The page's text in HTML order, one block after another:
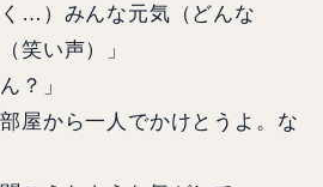
く…）みんな元気（どんな
笑い声）」
？」
屋から一人でかけとうよ。な